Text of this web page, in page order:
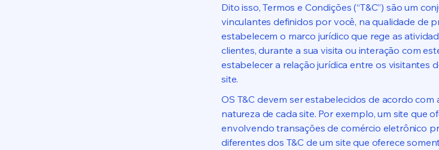
Dito isso, Termos e Condições (“T&C”) são um
vinculantes definidos por você, na qualidade de
estabelecem o marco jurídico que rege as
clientes, durante a sua visita ou interação com
estabelecer a relação jurídica entre os visitantes
site.
OS T&C devem ser estabelecidos de acordo com
natureza de cada site. Por exemplo, um site que
envolvendo transações de comércio eletrônico
diferentes dos T&C de um site que oferece